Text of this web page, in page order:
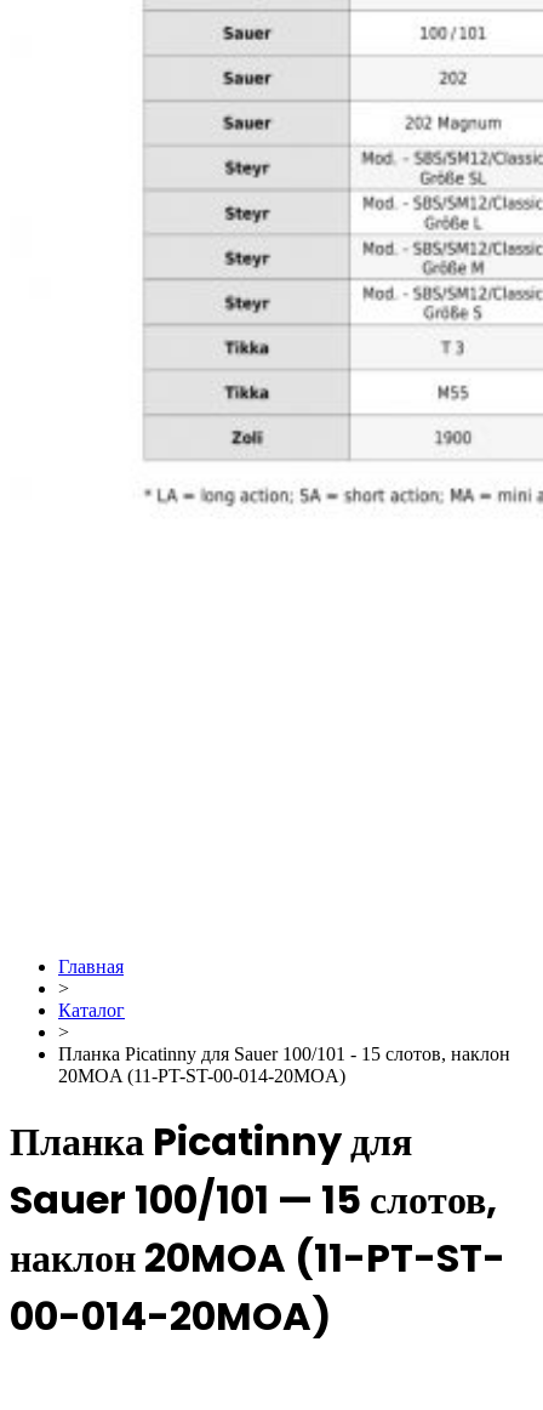
Главная
>
Каталог
>
Планка Picatinny для Sauer 100/101 - 15 слотов, наклон
20MOA (11-PT-ST-00-014-20MOA)
Планка Picatinny для
Sauer 100/101 — 15 слотов,
наклон 20MOA (11-PT-ST-
00-014-20MOA)